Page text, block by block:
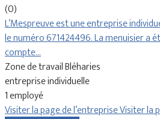
(0)
L’Mespreuve est une entreprise
le numéro 671424496. La menuisier a
compte…
Zone de travail Bléharies
entreprise individuelle
1 employé
Visiter la page de l’entrepriseVisiter la